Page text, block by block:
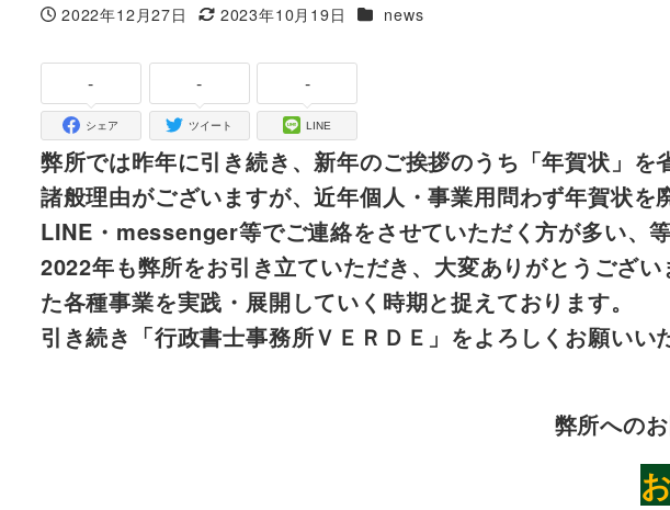
投稿日
2022年12月27日
更新日
2023年10月19日 カテゴリー
news
-
シェア
-
ツイート
-
LINE
弊所では昨年に引き続き、新年のご挨拶のうち「年賀状」を
諸般理由がございますが、近年個人・事業用問わず年賀状
LINE・messenger等でご連絡をさせていただく方が多い、
2022年も弊所をお引き立ていただき、大変ありがとうござ
た各種事業を実践・展開していく時期と捉えております。
引き続き「行政書士事務所ＶＥＲＤＥ」をよろしくお願いい
弊所への